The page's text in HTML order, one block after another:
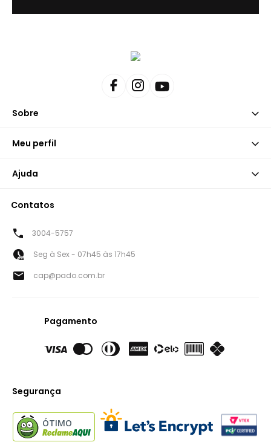
Sobre
Meu perfil
Ajuda
Contatos
3004-5757
Seg à Sex - 07h45 às 17h45
cap@pado.com.br
Pagamento
Segurança
ÓTIMO